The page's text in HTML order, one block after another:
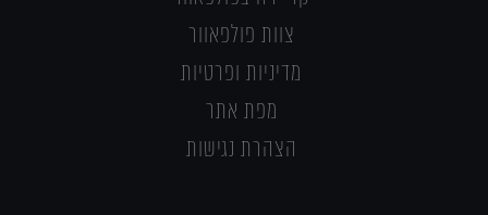
צוות פולפאוור
מדיניות ופרטיות
מפת אתר
הצהרת נגישות